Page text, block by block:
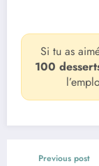
Si tu as
100
Previous post